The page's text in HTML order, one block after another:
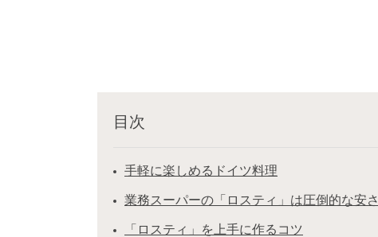
目次
手軽に楽しめるドイツ料理
業務スーパーの「ロスティ」は圧倒的な安さ
「ロスティ」を上手に作るコツ